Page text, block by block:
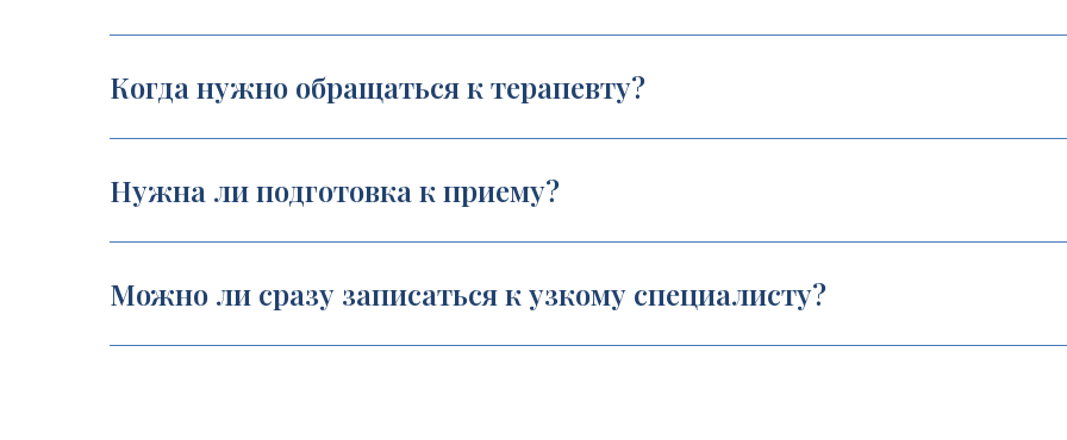
Когда нужно обращаться к терапевту?
Нужна ли подготовка к приему?
Можно ли сразу записаться к узкому специалисту?